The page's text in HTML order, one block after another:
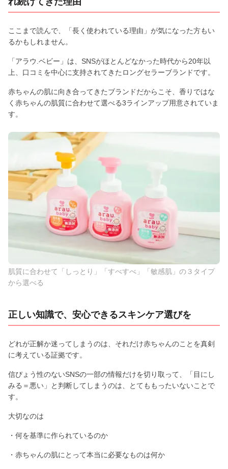
ここまで読んで、「長く使われている理由」が気になった方もい
るかもしれません。
「アラウ.ベビー」は、SNSがほとんどなかった時代から20年以
上、口コミを中心に支持されてきたロングセラーブランドです。
赤ちゃんの肌に向き合ってきたブランドだからこそ、香りではな
く赤ちゃんの肌質に合わせて選べる3ラインアップ用意されていま
す。
肌質に合わせて「しっとり」「すべすべ」「敏感肌」の３タイプ
から選べる
正しい知識で、安心できるスキンケア選びを
どれが正解か迷ってしまうのは、それだけ赤ちゃんのことを真剣
に考えている証拠です。
信ぴょう性のないSNSの一部の情報だけを切り取って、「目にし
みる＝悪い」と判断してしまうのは、とてももったいないことで
す。
大切なのは
・何を基準に作られているのか
・赤ちゃんの肌にとって本当に必要なものは何か